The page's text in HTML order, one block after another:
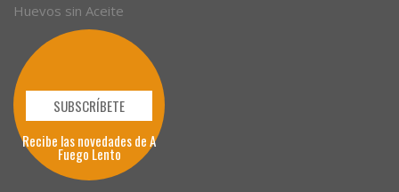
Huevos sin Aceite
SUBSCRÍBETE
Recibe las novedades de A
Fuego Lento